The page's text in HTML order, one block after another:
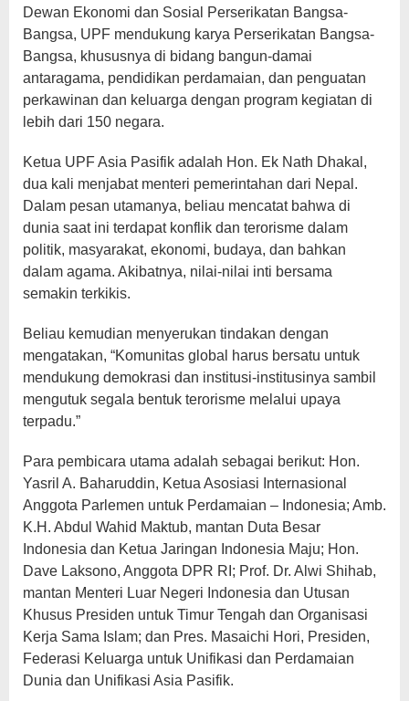
Dewan Ekonomi dan Sosial Perserikatan Bangsa-
Bangsa, UPF mendukung karya Perserikatan Bangsa-
Bangsa, khususnya di bidang bangun-damai
antaragama, pendidikan perdamaian, dan penguatan
perkawinan dan keluarga dengan program kegiatan di
lebih dari 150 negara.
Ketua UPF Asia Pasifik adalah Hon. Ek Nath Dhakal,
dua kali menjabat menteri pemerintahan dari Nepal.
Dalam pesan utamanya, beliau mencatat bahwa di
dunia saat ini terdapat konflik dan terorisme dalam
politik, masyarakat, ekonomi, budaya, dan bahkan
dalam agama. Akibatnya, nilai-nilai inti bersama
semakin terkikis.
Beliau kemudian menyerukan tindakan dengan
mengatakan, “Komunitas global harus bersatu untuk
mendukung demokrasi dan institusi-institusinya sambil
mengutuk segala bentuk terorisme melalui upaya
terpadu.”
Para pembicara utama adalah sebagai berikut: Hon.
Yasril A. Baharuddin, Ketua Asosiasi Internasional
Anggota Parlemen untuk Perdamaian – Indonesia; Amb.
K.H. Abdul Wahid Maktub, mantan Duta Besar
Indonesia dan Ketua Jaringan Indonesia Maju; Hon.
Dave Laksono, Anggota DPR RI; Prof. Dr. Alwi Shihab,
mantan Menteri Luar Negeri Indonesia dan Utusan
Khusus Presiden untuk Timur Tengah dan Organisasi
Kerja Sama Islam; dan Pres. Masaichi Hori, Presiden,
Federasi Keluarga untuk Unifikasi dan Perdamaian
Dunia dan Unifikasi Asia Pasifik.